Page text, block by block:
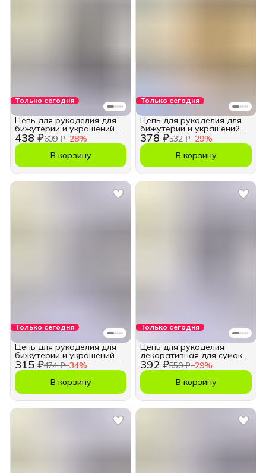
Только сегодня
438 ₽609 ₽−28%
Цепь для рукоделия для
бижутерии и украшений
11х16 мм.
В корзину
Только сегодня
378 ₽532 ₽−29%
Цепь для рукоделия для
бижутерии и украшений
5,5х8,5 мм.
В корзину
Только сегодня
315 ₽474 ₽−34%
Цепь для рукоделия для
бижутерии и украшений
5,5х8,5 мм.
В корзину
Только сегодня
392 ₽550 ₽−29%
Цепь для рукоделия
декоративная для сумок и
бижутерии 7 мм.
В корзину